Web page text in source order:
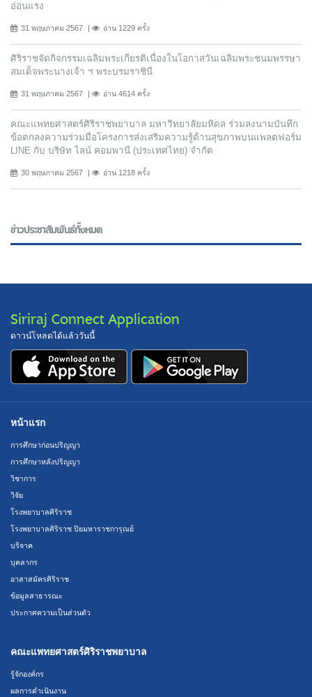
อ่อนแรง
31 พฤษภาคม 2567 อ่าน 1229 ครั้ง
ศิริราชจัดกิจกรรมเฉลิมพระเกียรติเนื่องในโอกาสวันเฉลิมพระชนมพรรษา
สมเด็จพระนางเจ้า ฯ พระบรมราชินี
31 พฤษภาคม 2567 อ่าน 4614 ครั้ง
คณะแพทยศาสตร์ศิริราชพยาบาล มหาวิทยาลัยมหิดล ร่วมลงนามบันทึก
ข้อตกลงความร่วมมือโครงการส่งเสริมความรู้ด้านสุขภาพบนแพลตฟอร์ม
LINE กับ บริษัท ไลน์ คอมพานี (ประเทศไทย) จํากัด
30 พฤษภาคม 2567 อ่าน 1218 ครั้ง
ข่าวประชาสัมพันธ์ทั้งหมด
Siriraj Connect Application
ดาวน์โหลดได้แล้ววันนี้
หน้าแรก
การศึกษาก่อนปริญญา
การศึกษาหลังปริญญา
วิชาการ
วิจัย
โรงพยาบาลศิริราช
โรงพยาบาลศิริราช ปิยมหาราชการุณย์
บริจาค
บุคลากร
อาสาสมัครศิริราช
ข้อมูลสาธารณะ
ประกาศความเป็นส่วนตัว
คณะแพทยศาสตร์ศิริราชพยาบาล
รู้จักองค์กร
ผลการดำเนินงาน